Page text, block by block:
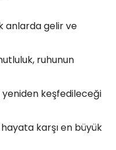
anlarda gelir ve
ruhunun
yeniden keşfedileceği
karşı en büyük